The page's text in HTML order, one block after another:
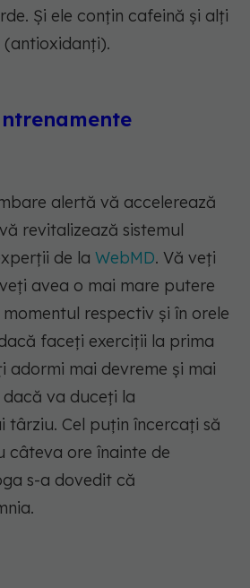
Și ele conțin cafeină și alți
alertă vă accelerează
revitalizează sistemul
de la WebMD. Vă veți
avea o mai mare putere
respectiv și în orele
faceți exerciții la prima
adormi mai devreme și mai
va duceți la
târziu. Cel puțin încercați să
câteva ore înainte de
s-a dovedit că